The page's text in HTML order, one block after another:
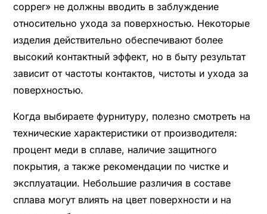
copper» не должны вводить в заблуждение
относительно ухода за поверхностью. Некоторые
изделия действительно обеспечивают более
высокий контактный эффект, но в быту результат
зависит от частоты контактов, чистоты и ухода за
поверхностью.
Когда выбираете фурнитуру, полезно смотреть на
технические характеристики от производителя:
процент меди в сплаве, наличие защитного
покрытия, а также рекомендации по чистке и
эксплуатации. Небольшие различия в составе
сплава могут влиять на цвет поверхности и на